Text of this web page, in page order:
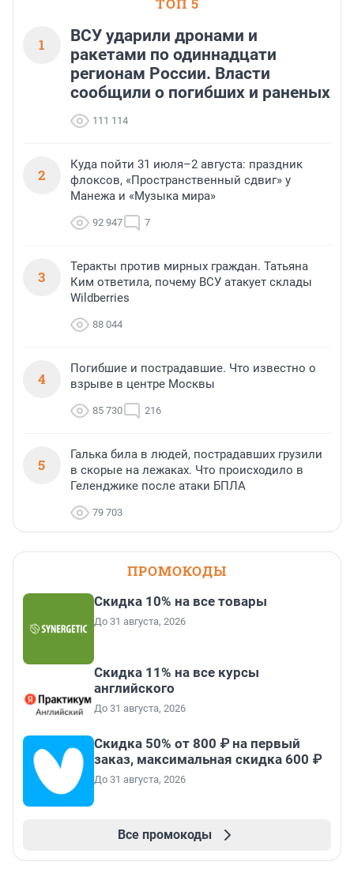
1
ВСУ ударили дронами и
ракетами по одиннадцати
регионам России. Власти
сообщили о погибших и раненых
111 114
2
Куда пойти 31 июля–2 августа: праздник
флоксов, «Пространственный сдвиг» у
Манежа и «Музыка мира»
92 947 7
3
Теракты против мирных граждан. Татьяна
Ким ответила, почему ВСУ атакует склады
Wildberries
88 044
4
Погибшие и пострадавшие. Что известно о
взрыве в центре Москвы
85 730 216
5
Галька била в людей, пострадавших грузили
в скорые на лежаках. Что происходило в
Геленджике после атаки БПЛА
79 703
ПРОМОКОДЫ
Скидка 10% на все товары
До 31 августа, 2026
Скидка 11% на все курсы
английского
До 31 августа, 2026
Скидка 50% от 800 ₽ на первый
заказ, максимальная скидка 600 ₽
До 31 августа, 2026
Все промокоды